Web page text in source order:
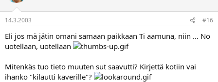
14.3.2003 #16
Eli jos mä jätin omani samaan paikkaan Ti aamuna, niin ... No
uotellaan, uotellaan
Mitenkäs tuo tieto muuten sut saavutti? Kirjettä kotiin vai
ihanko "kilautti kaverille"?